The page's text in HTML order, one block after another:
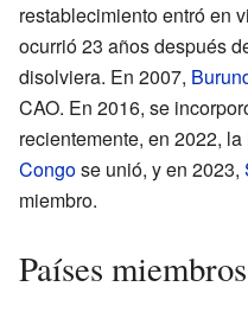
restablecimiento entró en
ocurrió 23 años después
disolviera. En 2007,
CAO. En 2016, se
recientemente, en 2022, la
Congose unió, y en 2023,
miembro.
Países